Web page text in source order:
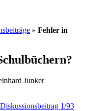
» Fehler in
Junker
Diskussionsbeitrag 1/93